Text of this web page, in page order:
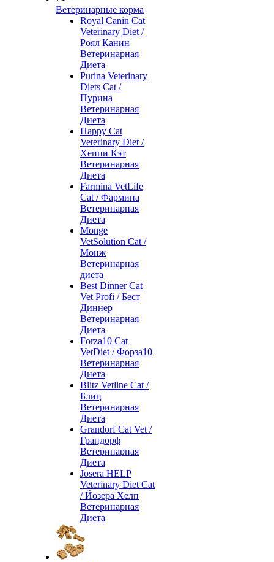
Ветеринарные корма
Royal Canin Cat
Veterinary Diet /
Роял Канин
Ветеринарная
Диета
Purina Veterinary
Diets Cat /
Пурина
Ветеринарная
Диета
Happy Cat
Veterinary Diet /
Хеппи Кэт
Ветеринарная
Диета
Farmina VetLife
Cat / Фармина
Ветеринарная
Диета
Monge
VetSolution Cat /
Монж
Ветеринарная
диета
Best Dinner Cat
Vet Profi / Бест
Диннер
Ветеринарная
Диета
Forza10 Cat
VetDiet / Форза10
Ветеринарная
Диета
Blitz Vetline Cat /
Блиц
Ветеринарная
Диета
Grandorf Cat Vet /
Грандорф
Ветеринарная
Диета
Josera HELP
Veterinary Diet Cat
/ Йозера Хелп
Ветеринарная
Диета